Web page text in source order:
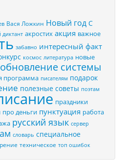
Вася Ложкин Новый год С
акростих акция важное
забавно интересный факт
космос литература новые
обновление системы
программа писателям подарок
полезные советы поэтам
праздники
про деньги пунктуация работа
русский язык сервер
словарь специальное
техническое топ ошибок